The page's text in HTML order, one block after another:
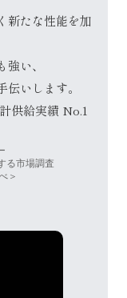
新たな性能を加
い、
いします。
供給実績 No.1
る市場調査
＞